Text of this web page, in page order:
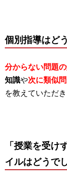
個別指導はど
分からない問題
知識や次に類似
を教えていただき
「授業を受け
イルはどうで